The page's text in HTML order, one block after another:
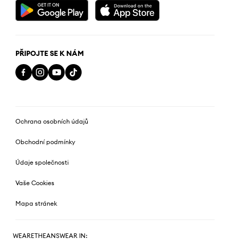
PŘIPOJTE SE K NÁM
Ochrana osobních údajů
Obchodní podmínky
Údaje společnosti
Vaše Cookies
Mapa stránek
WEARETHEANSWEAR IN: